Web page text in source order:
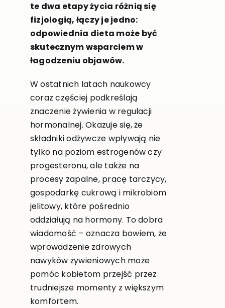
te dwa etapy życia różnią się
fizjologią, łączy je jedno:
odpowiednia dieta może być
skutecznym wsparciem w
łagodzeniu objawów.
W ostatnich latach naukowcy
coraz częściej podkreślają
znaczenie żywienia w regulacji
hormonalnej. Okazuje się, że
składniki odżywcze wpływają nie
tylko na poziom estrogenów czy
progesteronu, ale także na
procesy zapalne, pracę tarczycy,
gospodarkę cukrową i mikrobiom
jelitowy, które pośrednio
oddziałują na hormony. To dobra
wiadomość – oznacza bowiem, że
wprowadzenie zdrowych
nawyków żywieniowych może
pomóc kobietom przejść przez
trudniejsze momenty z większym
komfortem.